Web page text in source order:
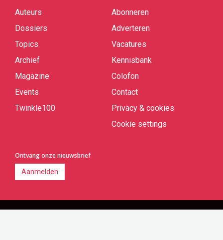
Quick
Auteurs
Dossiers
Topics
Archief
Magazine
Events
Twinkle100
Abonneren
Adverteren
Vacatures
Kennisbank
Colofon
Contact
Privacy & cookies
Cookie settings
Ontvang onze nieuwsbrief
Aanmelden